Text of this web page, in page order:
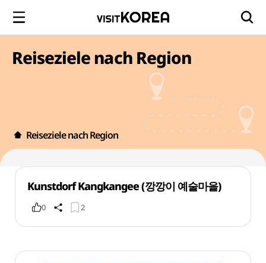
Reiseziele nach Region
Reiseziele nach Region
Kunstdorf Kangkangee (깡깡이 예술마을)
0 2